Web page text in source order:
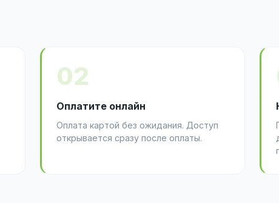
02
Оплатите онлайн
Оплата картой без ожидания. Доступ
открывается сразу после оплаты.